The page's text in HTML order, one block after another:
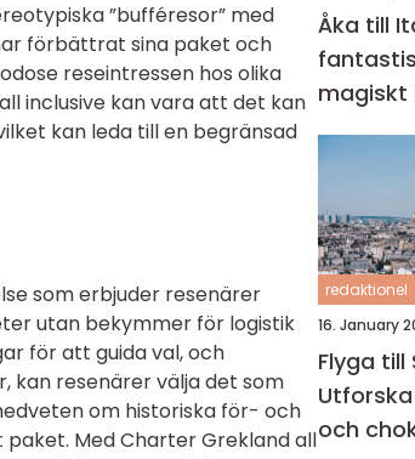
”bufféresor” med
förbättrat sina paket och
reseintressen hos olika
inclusive kan vara att det kan
kan leda till en begränsad
som erbjuder resenärer
utan bekymmer för logistik
för att guida val, och
kan resenärer välja det som
om historiska för- och
Med Charter Grekland all
Åka till
magiskt
redaktionel
16. January
Flyga till
och